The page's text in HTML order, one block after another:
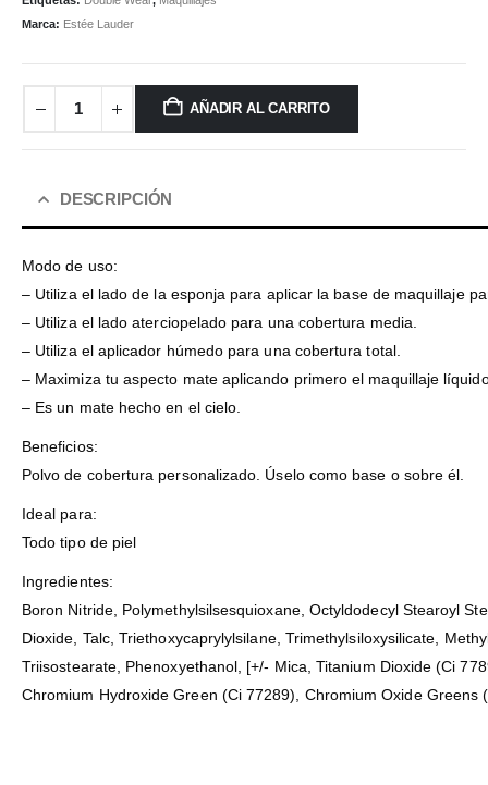
Marca: Estée Lauder
AÑADIR AL CARRITO
DESCRIPCIÓN
Modo de uso:
– Utiliza el lado de la esponja para aplicar la base de maquillaje
– Utiliza el lado aterciopelado para una cobertura media.
– Utiliza el aplicador húmedo para una cobertura total.
– Maximiza tu aspecto mate aplicando primero el maquillaje
– Es un mate hecho en el cielo.
Beneficios:
Polvo de cobertura personalizado. Úselo como base o sobre él.
Ideal para:
Todo tipo de piel
Ingredientes:
Boron Nitride, Polymethylsilsesquioxane, Octyldodecyl Stearoyl
Dioxide, Talc, Triethoxycaprylylsilane, Trimethylsiloxysilicate,
Triisostearate, Phenoxyethanol, [+/- Mica, Titanium Dioxide (Ci
Chromium Hydroxide Green (Ci 77289), Chromium Oxide Greens